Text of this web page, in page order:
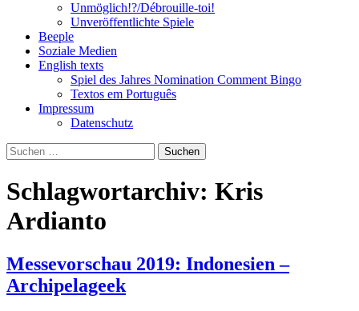
Unmöglich!?/Débrouille-toi!
Unveröffentlichte Spiele
Beeple
Soziale Medien
English texts
Spiel des Jahres Nomination Comment Bingo
Textos em Português
Impressum
Datenschutz
Suchen
nach:
Schlagwortarchiv: Kris
Ardianto
Messevorschau 2019: Indonesien –
Archipelageek